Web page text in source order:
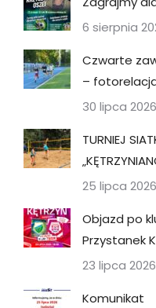
6 sierpnia
Czwarte
–
30 lipca 2026
TURNIEJ
25 lipca 2026
Objazd po
Przystanek
23 lipca 2026
Komunikat